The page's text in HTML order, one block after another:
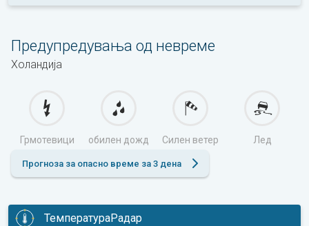
Предупредувања од невреме
Холандија
Грмотевици обилен дожд Силен ветер Лед
Прогноза за опасно време за 3 дена
ТемператураРадар